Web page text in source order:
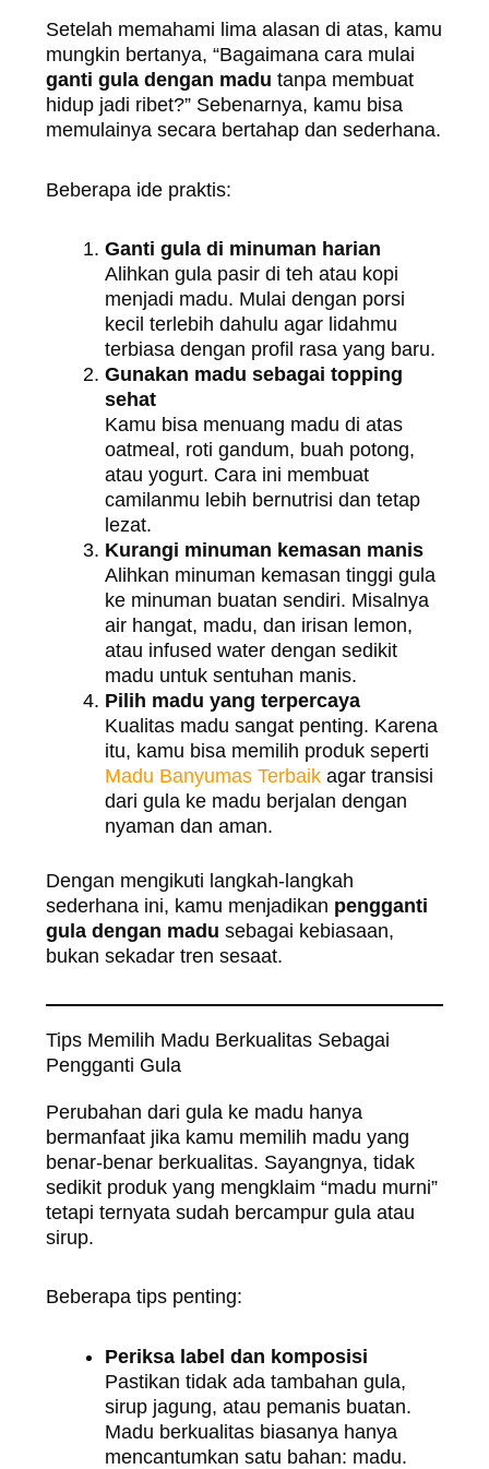
Setelah memahami lima alasan di atas, kamu
mungkin bertanya, “Bagaimana cara mulai
ganti gula dengan madu tanpa membuat
hidup jadi ribet?” Sebenarnya, kamu bisa
memulainya secara bertahap dan sederhana.
Beberapa ide praktis:
Ganti gula di minuman harian
Alihkan gula pasir di teh atau kopi
menjadi madu. Mulai dengan porsi
kecil terlebih dahulu agar lidahmu
terbiasa dengan profil rasa yang baru.
Gunakan madu sebagai topping
sehat
Kamu bisa menuang madu di atas
oatmeal, roti gandum, buah potong,
atau yogurt. Cara ini membuat
camilanmu lebih bernutrisi dan tetap
lezat.
Kurangi minuman kemasan manis
Alihkan minuman kemasan tinggi gula
ke minuman buatan sendiri. Misalnya
air hangat, madu, dan irisan lemon,
atau infused water dengan sedikit
madu untuk sentuhan manis.
Pilih madu yang terpercaya
Kualitas madu sangat penting. Karena
itu, kamu bisa memilih produk seperti
Madu Banyumas Terbaik agar transisi
dari gula ke madu berjalan dengan
nyaman dan aman.
Dengan mengikuti langkah-langkah
sederhana ini, kamu menjadikan pengganti
gula dengan madu sebagai kebiasaan,
bukan sekadar tren sesaat.
Tips Memilih Madu Berkualitas Sebagai
Pengganti Gula
Perubahan dari gula ke madu hanya
bermanfaat jika kamu memilih madu yang
benar-benar berkualitas. Sayangnya, tidak
sedikit produk yang mengklaim “madu murni”
tetapi ternyata sudah bercampur gula atau
sirup.
Beberapa tips penting:
Periksa label dan komposisi
Pastikan tidak ada tambahan gula,
sirup jagung, atau pemanis buatan.
Madu berkualitas biasanya hanya
mencantumkan satu bahan: madu.